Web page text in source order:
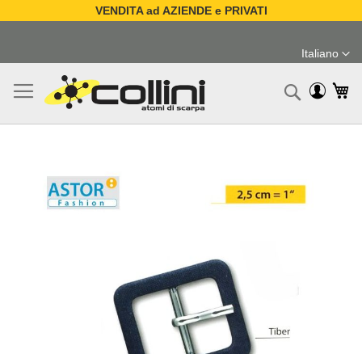
VENDITA ad AZIENDE e PRIVATI
contenuto
Lingua
Italiano
galleria